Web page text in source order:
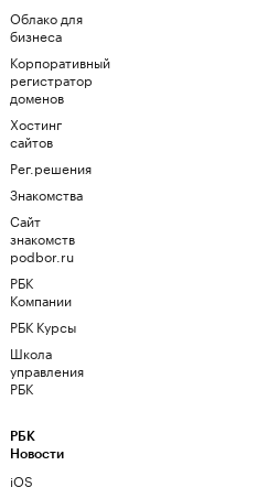
Облако для
бизнеса
Корпоративный
регистратор
доменов
Хостинг
сайтов
Рег.решения
Знакомства
Сайт
знакомств
podbor.ru
РБК
Компании
РБК Курсы
Школа
управления
РБК
РБК
Новости
iOS